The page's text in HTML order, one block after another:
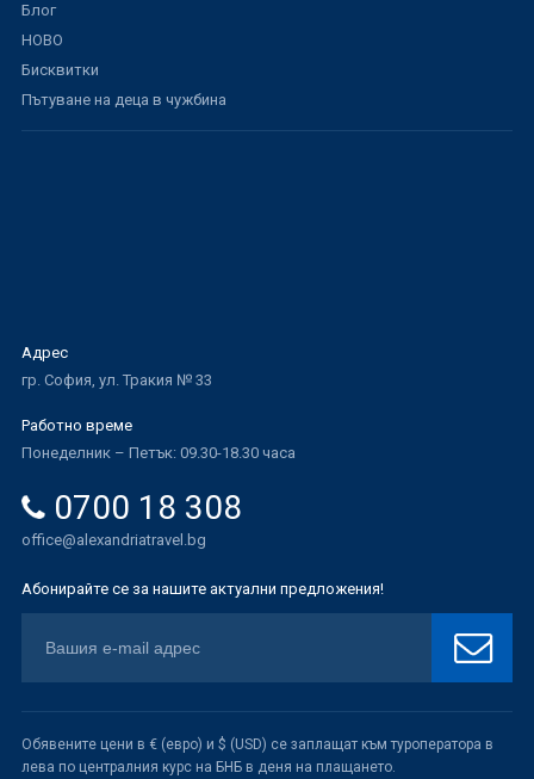
Блог
НОВО
Бисквитки
Пътуване на деца в чужбина
Адрес
гр. София, ул. Тракия № 33
Работно време
Понеделник – Петък: 09.30-18.30 часа
0700 18 308
office@alexandriatravel.bg
Абонирайте се за нашите актуални предложения!
Обявените цени в € (евро) и $ (USD) се заплащат към туроператора в
лева по централния курс на БНБ в деня на плащането.